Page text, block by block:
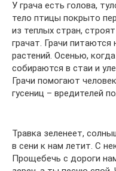
У грача есть голова,
тело птицы покрыто
из теплых стран,
грачат. Грачи
растений. Осенью,
собираются в стаи и
Грачи помогают
гусениц – вредителей
Травка зеленеет,
в сени к нам летит. С
Прощебечь с дороги